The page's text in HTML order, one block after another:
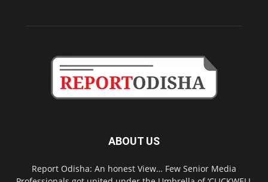
ABOUT US
Report Odisha: An honest View… Few Senior Media